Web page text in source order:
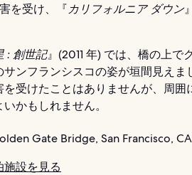
を受け、『カリフォルニア ダウン
: 創世記』(2011 年) では、橋の上
サンフランシスコの姿が垣間見え
を受けたことはありませんが、周
かもしれません。
Gate Bridge, San Francisco, CA
設を見る